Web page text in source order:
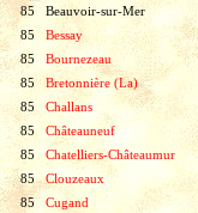
85
Beauvoir-sur-Mer
85
Bessay
85
Bournezeau
85
Bretonnière (La)
85
Challans
85
Châteauneuf
85
Chatelliers-Châteaumur
85
Clouzeaux
85
Cugand